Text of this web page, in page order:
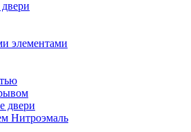
элементами
двери
Нитроэмаль